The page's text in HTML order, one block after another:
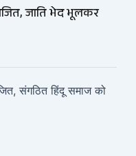
जाति भेद भूलकर